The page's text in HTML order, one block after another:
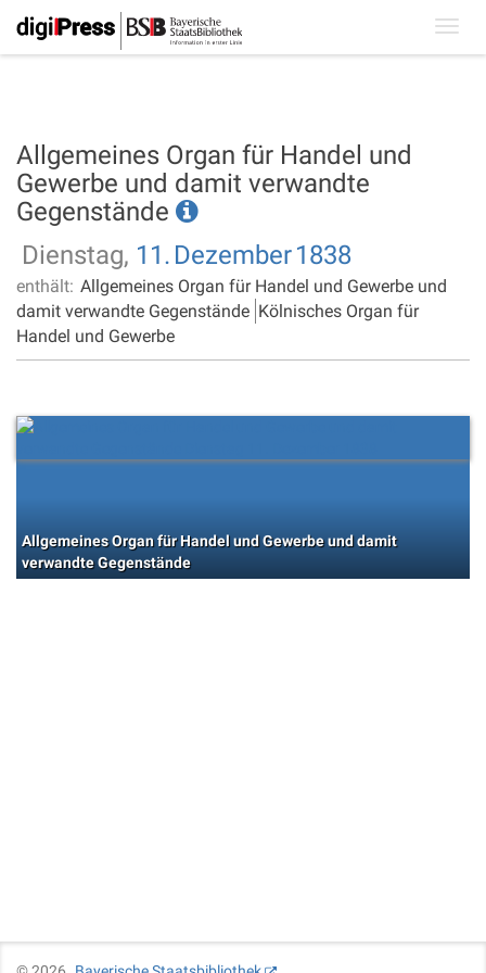
Allgemeines Organ für Handel und
Gewerbe und damit verwandte
Gegenstände
Dienstag, 11. Dezember1838
enthält: Allgemeines Organ für Handel und Gewerbe und
damit verwandte Gegenstände Kölnisches Organ für
Handel und Gewerbe
Allgemeines Organ für Handel und Gewerbe und damit
verwandte Gegenstände